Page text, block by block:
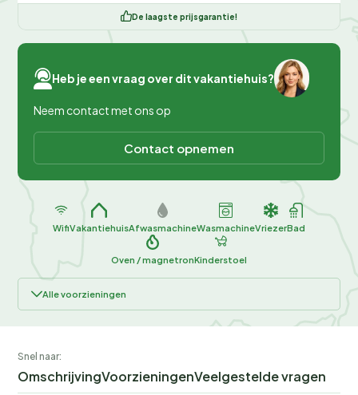
De laagste prijsgarantie!
Heb je een vraag over dit vakantiehuis?
Neem contact met ons op
Contact opnemen
WifiVakantiehuisAfwasmachineWasmachineVriezerBad
Oven / magnetronKinderstoel
Alle voorzieningen
Snel naar:
OmschrijvingVoorzieningenVeelgestelde vragen